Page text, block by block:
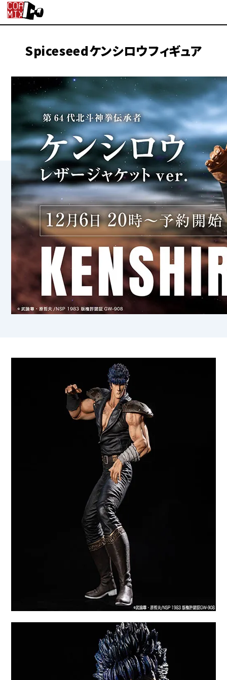
Spiceseedケンシロウフィギュア